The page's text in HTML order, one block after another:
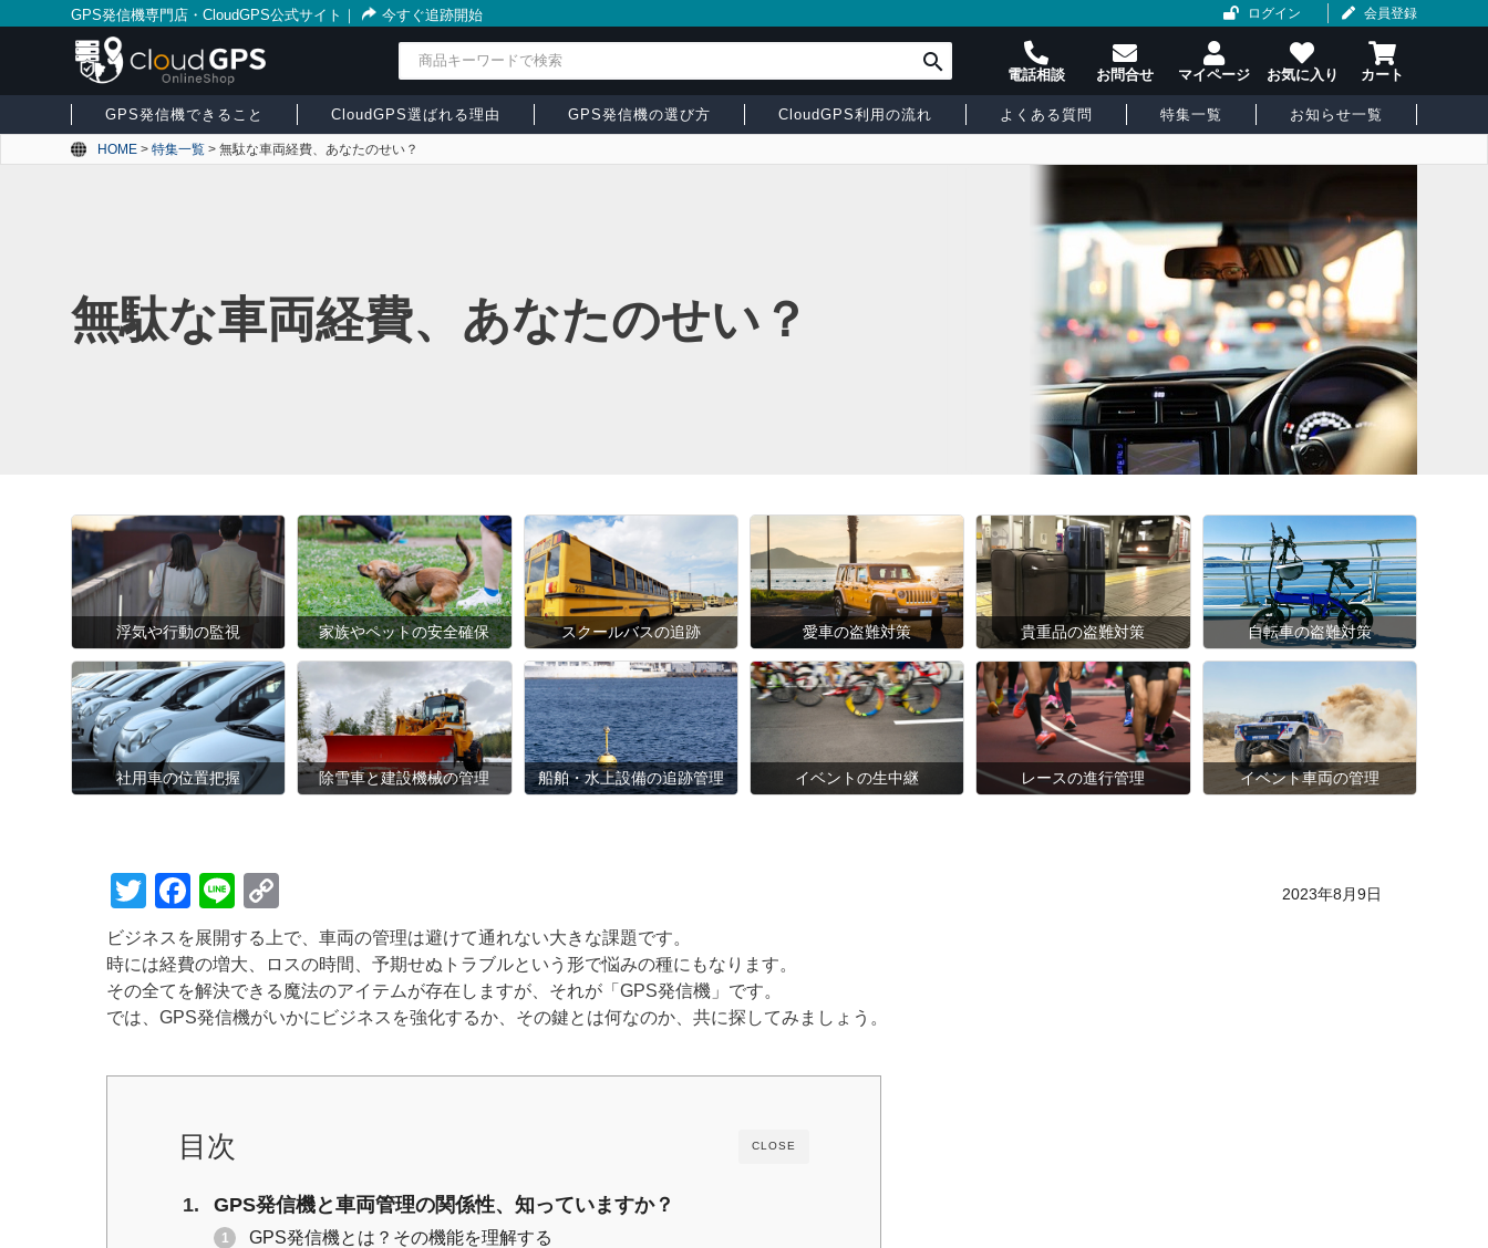
GPS発信機専門店・CloudGPS公式サイト ｜ 今すぐ追跡開始 ログイン 会員登録
GPS発信機できること CloudGPS選ばれる理由 GPS発信機の選び方 CloudGPS利用の流れ よくある質問 特集一覧 お知らせ一覧
HOME > 特集一覧 > 無駄な車両経費、あなたのせい？
無駄な車両経費、あなたのせい？
浮気や行動の監視 家族やペットの安全確保 スクールバスの追跡 愛車の盗難対策 貴重品の盗難対策 自転車の盗難対策
社用車の位置把握 除雪車と建設機械の管理 船舶・水上設備の追跡管理 イベントの生中継 レースの進行管理 イベント車両の管理
2023年8月9日
T
wi
tt
er
F
a
c
e
b
o
k
Li
n
e
o
p
y
Li
n
ビジネスを展開する上で、車両の管理は避けて通れない大きな課題です。
時には経費の増大、ロスの時間、予期せぬトラブルという形で悩みの種にもなります。
その全てを解決できる魔法のアイテムが存在しますが、それが「GPS発信機」です。
では、GPS発信機がいかにビジネスを強化するか、その鍵とは何なのか、共に探してみましょう。
CLOSE
目次
GPS発信機と車両管理の関係性、知っていますか？
GPS発信機とは？その機能を理解する